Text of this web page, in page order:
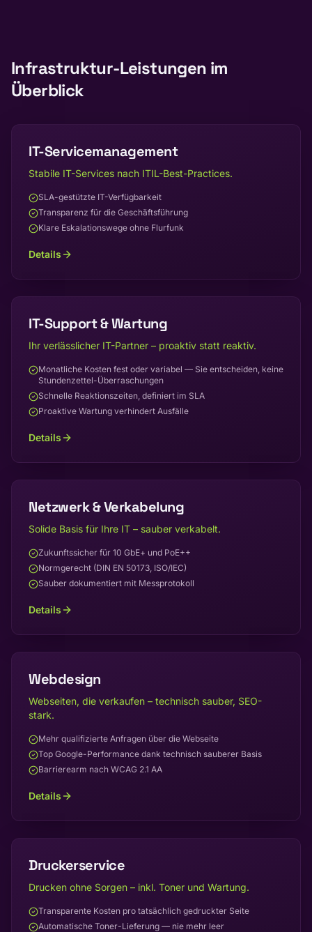
Infrastruktur-Leistungen im
Überblick
IT-Servicemanagement
Stabile IT-Services nach ITIL-Best-Practices.
SLA-gestützte IT-Verfügbarkeit
Transparenz für die Geschäftsführung
Klare Eskalationswege ohne Flurfunk
Details
IT-Support & Wartung
Ihr verlässlicher IT-Partner – proaktiv statt reaktiv.
Monatliche Kosten fest oder variabel — Sie entscheiden, keine
Stundenzettel-Überraschungen
Schnelle Reaktionszeiten, definiert im SLA
Proaktive Wartung verhindert Ausfälle
Details
Netzwerk & Verkabelung
Solide Basis für Ihre IT – sauber verkabelt.
Zukunftssicher für 10 GbE+ und PoE++
Normgerecht (DIN EN 50173, ISO/IEC)
Sauber dokumentiert mit Messprotokoll
Details
Webdesign
Webseiten, die verkaufen – technisch sauber, SEO-
stark.
Mehr qualifizierte Anfragen über die Webseite
Top Google-Performance dank technisch sauberer Basis
Barrierearm nach WCAG 2.1 AA
Details
Druckerservice
Drucken ohne Sorgen – inkl. Toner und Wartung.
Transparente Kosten pro tatsächlich gedruckter Seite
Automatische Toner-Lieferung — nie mehr leer